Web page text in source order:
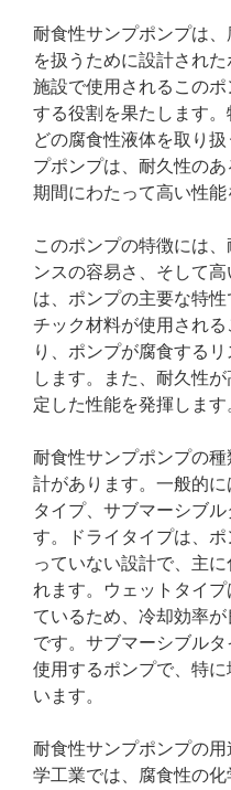
耐食性サンプポンプは
を扱うために設計され
施設で使用されるこの
する役割を果たします
どの腐食性液体を取り
プポンプは、耐久性の
期間にわたって高い性能
このポンプの特徴には
ンスの容易さ、そして
は、ポンプの主要な特
チック材料が使用され
り、ポンプが腐食する
します。また、耐久性
定した性能を発揮します
耐食性サンプポンプの
計があります。一般的
タイプ、サブマーシブ
す。ドライタイプは、
っていない設計で、主
れます。ウェットタイ
ているため、冷却効率
です。サブマーシブル
使用するポンプで、特
います。
耐食性サンプポンプの
学工業では、腐食性の